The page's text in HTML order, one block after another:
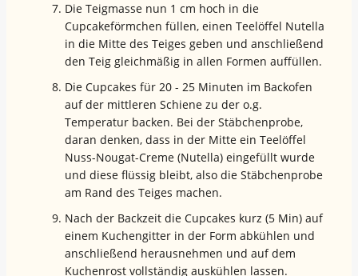
Die Teigmasse nun 1 cm hoch in die
Cupcakeförmchen füllen, einen Teelöffel Nutella
in die Mitte des Teiges geben und anschließend
den Teig gleichmäßig in allen Formen auffüllen.
Die Cupcakes für 20 - 25 Minuten im Backofen
auf der mittleren Schiene zu der o.g.
Temperatur backen. Bei der Stäbchenprobe,
daran denken, dass in der Mitte ein Teelöffel
Nuss-Nougat-Creme (Nutella) eingefüllt wurde
und diese flüssig bleibt, also die Stäbchenprobe
am Rand des Teiges machen.
Nach der Backzeit die Cupcakes kurz (5 Min) auf
einem Kuchengitter in der Form abkühlen und
anschließend herausnehmen und auf dem
Kuchenrost vollständig auskühlen lassen.